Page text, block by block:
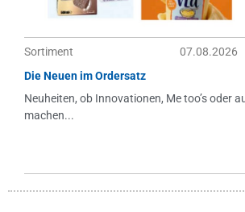
Sortiment
07.08.2026
Die Neuen im Ordersatz
Neuheiten, ob Innovationen, Me too’s oder
machen...